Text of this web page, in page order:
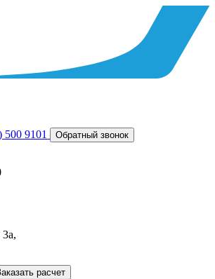
500 9101 Обратный звонок
расчет